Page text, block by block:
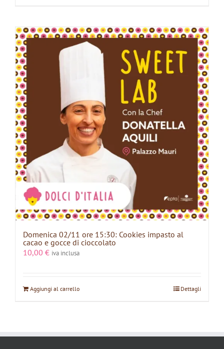
Domenica 02/11 ore 15:30: Cookies impasto al
cacao e gocce di cioccolato
10,00 € iva inclusa
Aggiungi al carrello Dettagli